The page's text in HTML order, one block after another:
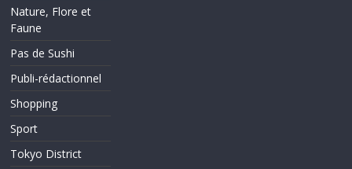
Nature, Flore et
Faune
Pas de Sushi
Publi-rédactionnel
Shopping
Sport
Tokyo District